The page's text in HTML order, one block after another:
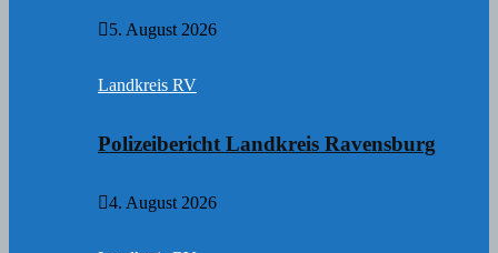
5. August 2026
Landkreis RV
Polizeibericht Landkreis Ravensburg
4. August 2026